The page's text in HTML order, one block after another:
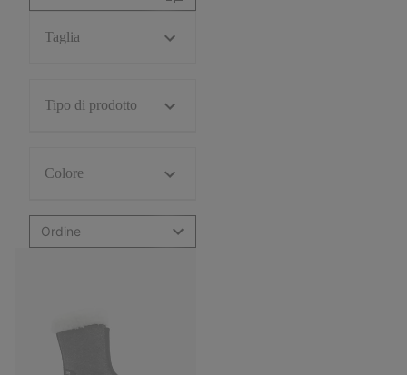
Taglia
Tipo di prodotto
Colore
Ordine